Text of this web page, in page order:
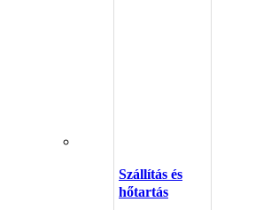
Szállítás és
hőtartás